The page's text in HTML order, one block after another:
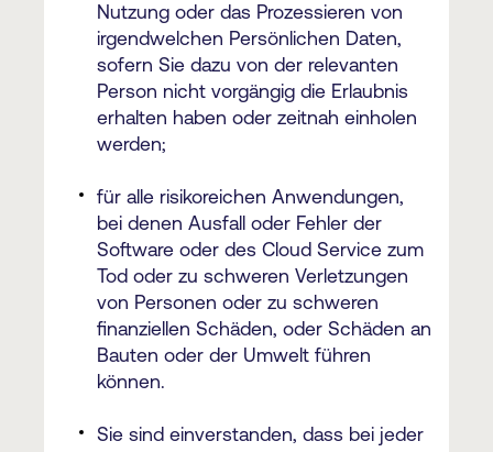
Nutzung oder das Prozessieren von
irgendwelchen Persönlichen Daten,
sofern Sie dazu von der relevanten
Person nicht vorgängig die Erlaubnis
erhalten haben oder zeitnah einholen
werden;
für alle risikoreichen Anwendungen,
bei denen Ausfall oder Fehler der
Software oder des Cloud Service zum
Tod oder zu schweren Verletzungen
von Personen oder zu schweren
finanziellen Schäden, oder Schäden an
Bauten oder der Umwelt führen
können.
Sie sind einverstanden, dass bei jeder